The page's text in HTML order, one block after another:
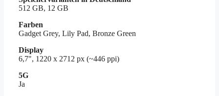
512 GB, 12 GB
Farben
Gadget Grey, Lily Pad, Bronze Green
Display
6,7", 1220 x 2712 px (~446 ppi)
5G
Ja